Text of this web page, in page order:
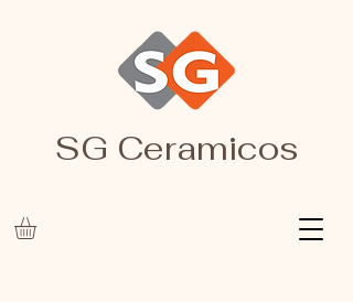
SG Ceramicos